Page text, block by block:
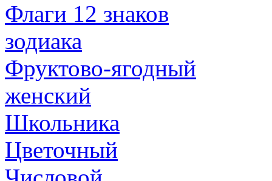
Флаги 12 знаков
зодиака
Фруктово-ягодный
женский
Школьника
Цветочный